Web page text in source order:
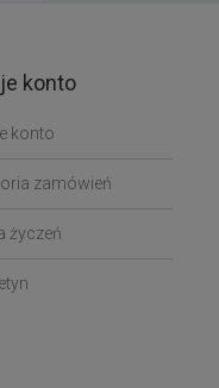
konto
konto
zamówień
życzeń